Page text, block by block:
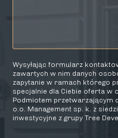
Wysyłając formularz
zawartych w nim danych
zapytanie w ramach którego
specjalnie dla Ciebie oferta w
Podmiotem przetwarzającym
o.o. Management sp. k. z
inwestycyjne z grupy Tree